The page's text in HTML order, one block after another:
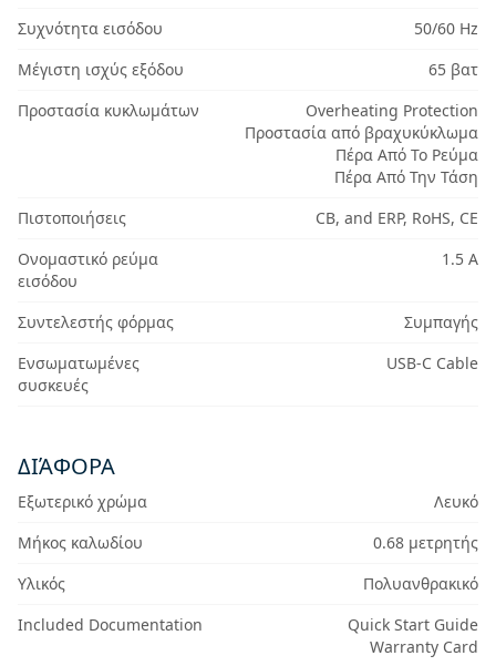
Συχνότητα εισόδου
50/60 Hz
Μέγιστη ισχύς εξόδου
65 βατ
Προστασία κυκλωμάτων
Overheating Protection
Προστασία από βραχυκύκλωμα
Πέρα Από Το Ρεύμα
Πέρα Από Την Τάση
Πιστοποιήσεις
CB, and ERP, RoHS, CE
Ονομαστικό ρεύμα
εισόδου
1.5 Α
Συντελεστής φόρμας
Συμπαγής
Ενσωματωμένες
συσκευές
USB-C Cable
ΔΙΆΦΟΡΑ
Εξωτερικό χρώμα
Λευκό
Μήκος καλωδίου
0.68 μετρητής
Υλικός
Πολυανθρακικό
Included Documentation
Quick Start Guide
Warranty Card